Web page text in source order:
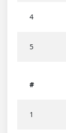
4
5
#
1